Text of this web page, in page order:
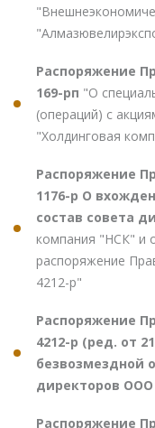
Распоряжение
169-рп "О
(операций) с
"Холдинговая
Распоряжение
1176-р О
состав совета
компания "НСК" и
распоряжение
4212-р"
Распоряжение
4212-р (ред. от
безвозмездной
директоров ООО
Распоряжение